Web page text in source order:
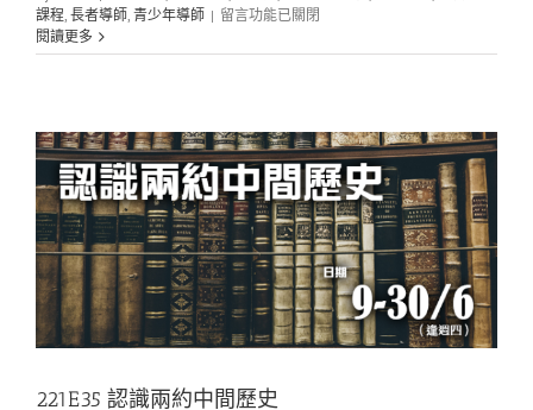
課程, 長者導師, 青少年導師 | 在
趣
讀
聖
經：
小
心
輕
放
婚
戀
故
留言功能已關閉
閱讀更多
221E35 認識兩約中間歷史